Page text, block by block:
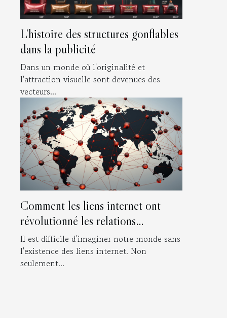
L'histoire des structures gonflables
dans la publicité
Dans un monde où l'originalité et
l'attraction visuelle sont devenues des
vecteurs...
Comment les liens internet ont
révolutionné les relations
internationales
Il est difficile d'imaginer notre monde sans
l'existence des liens internet. Non
seulement...